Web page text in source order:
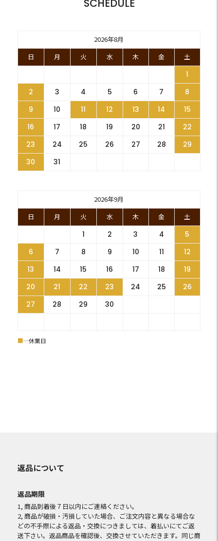
SCHEDULE
2026年8月
日
月 火 水 木 金 土
1
2
3 4 5 6 7
8
9
10 11 12 13 14
15
16
17 18 19 20 21
22
23
24 25 26 27 28
29
30
31
2026年9月
日
月 火 水 木 金 土
1 2 3 4
5
6
7 8 9 10 11
12
13
14 15 16 17 18
19
20
21 22 23 24 25
26
27
28 29 30
■…休業日
返品について
返品期限
1, 商品到着後７日以内にご連絡ください。
2, 商品が破損・汚損していた場合、ご注文内容と異なる場合な
どの不手際による返品・交換につきましては、着払いにてご返
送下さい。返品商品を確認後、交換させていただきます。同じ商